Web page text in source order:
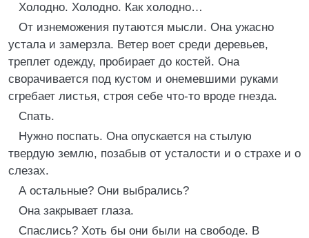
Холодно. Холодно. Как холодно…
От изнеможения путаются мысли. Она ужасно
устала и замерзла. Ветер воет среди деревьев,
треплет одежду, пробирает до костей. Она
сворачивается под кустом и онемевшими руками
сгребает листья, строя себе что-то вроде гнезда.
Спать.
Нужно поспать. Она опускается на стылую
твердую землю, позабыв от усталости и о страхе и о
слезах.
А остальные? Они выбрались?
Она закрывает глаза.
Спаслись? Хоть бы они были на свободе. В